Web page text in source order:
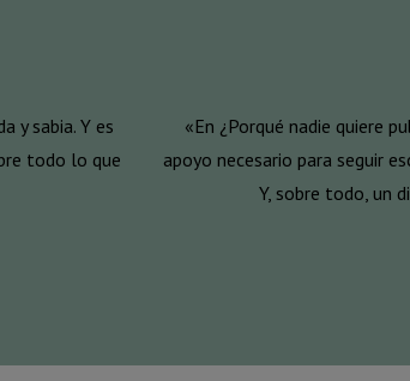
y sabia. Y es
todo lo que
«En ¿Porqué nadie quiere
apoyo necesario para seguir
Y, sobre todo, un